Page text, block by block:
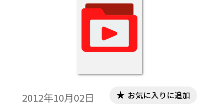
2012年10月02日 お気に入りに追加